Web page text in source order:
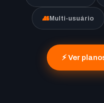
👥Multi-usuário
⚡ Ver